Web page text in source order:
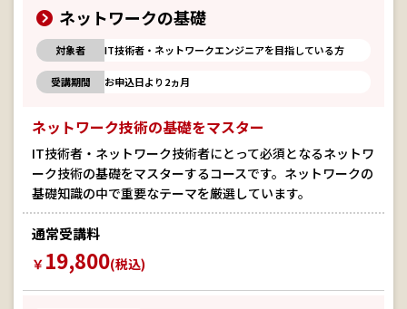
ネットワークの基礎
対象者 IT技術者・ネットワークエンジニアを目指している方
受講期間 お申込日より2ヵ月
ネットワーク技術の基礎をマスター
IT技術者・ネットワーク技術者にとって必須となるネットワ
ーク技術の基礎をマスターするコースです。ネットワークの
基礎知識の中で重要なテーマを厳選しています。
通常受講料
￥ 19,800(税込)